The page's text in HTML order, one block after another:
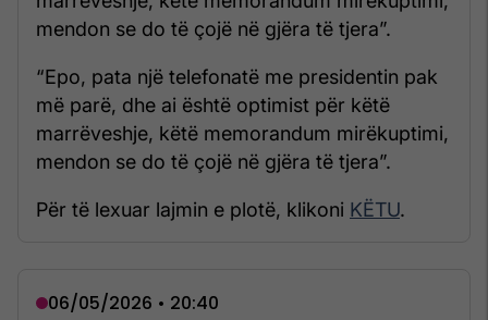
mendon se do të çojë në gjëra të tjera”.
“Epo, pata një telefonatë me presidentin pak
më parë, dhe ai është optimist për këtë
marrëveshje, këtë memorandum mirëkuptimi,
mendon se do të çojë në gjëra të tjera”.
Për të lexuar lajmin e plotë, klikoni KËTU.
06/05/2026 • 20:40